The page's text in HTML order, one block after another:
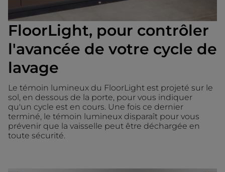
FloorLight, pour contrôler
l'avancée de votre cycle de
lavage
Le témoin lumineux du FloorLight est projeté sur le
sol, en dessous de la porte, pour vous indiquer
qu'un cycle est en cours. Une fois ce dernier
terminé, le témoin lumineux disparaît pour vous
prévenir que la vaisselle peut être déchargée en
toute sécurité.